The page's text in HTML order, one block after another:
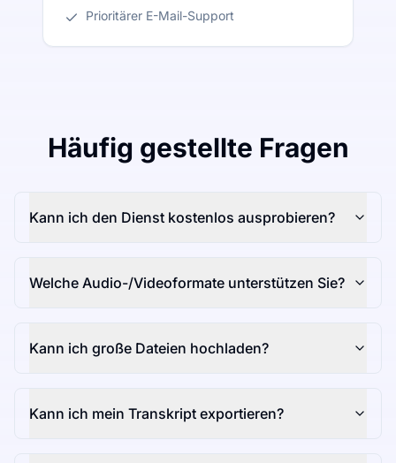
Prioritärer E-Mail-Support
Häufig gestellte Fragen
Kann ich den Dienst kostenlos ausprobieren?
Welche Audio-/Videoformate unterstützen Sie?
Kann ich große Dateien hochladen?
Kann ich mein Transkript exportieren?